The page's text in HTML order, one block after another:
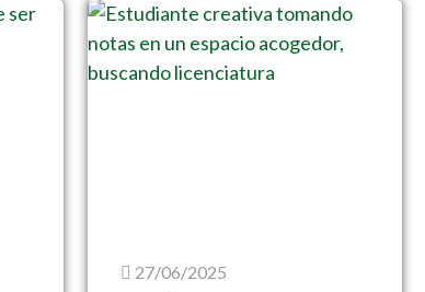
27/06/2025